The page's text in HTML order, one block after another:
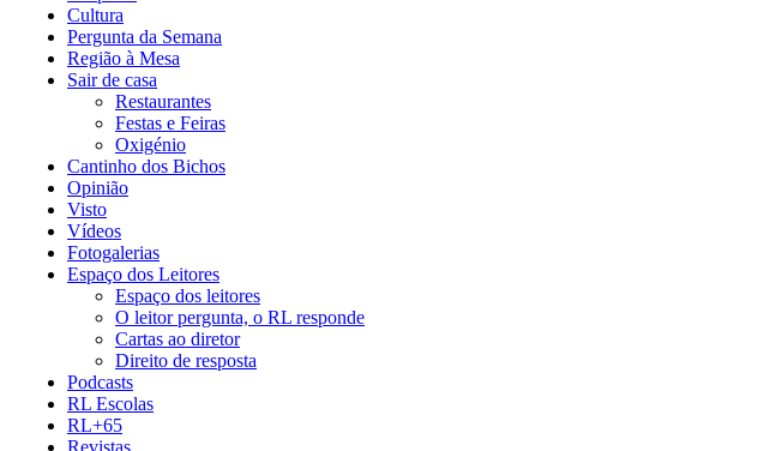
Cultura
Pergunta da Semana
Região à Mesa
Sair de casa
Restaurantes
Festas e Feiras
Oxigénio
Cantinho dos Bichos
Opinião
Visto
Vídeos
Fotogalerias
Espaço dos Leitores
Espaço dos leitores
O leitor pergunta, o RL responde
Cartas ao diretor
Direito de resposta
Podcasts
RL Escolas
RL+65
Revistas